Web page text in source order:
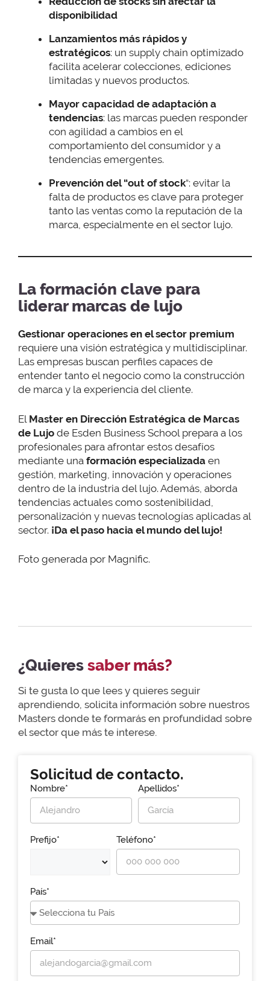
disponibilidad
Lanzamientos más rápidos y
estratégicos: un supply chain optimizado
facilita acelerar colecciones, ediciones
limitadas y nuevos productos.
Mayor capacidad de adaptación a
tendencias: las marcas pueden responder
con agilidad a cambios en el
comportamiento del consumidor y a
tendencias emergentes.
Prevención del “out of stock“: evitar la
falta de productos es clave para proteger
tanto las ventas como la reputación de la
marca, especialmente en el sector lujo.
La formación clave para
liderar marcas de lujo
Gestionar operaciones en el sector premium
requiere una visión estratégica y multidisciplinar.
Las empresas buscan perfiles capaces de
entender tanto el negocio como la construcción
de marca y la experiencia del cliente.
El Master en Dirección Estratégica de Marcas
de Lujo de Esden Business School prepara a los
profesionales para afrontar estos desafíos
mediante una formación especializada en
gestión, marketing, innovación y operaciones
dentro de la industria del lujo. Además, aborda
tendencias actuales como sostenibilidad,
personalización y nuevas tecnologías aplicadas al
sector. ¡Da el paso hacia el mundo del lujo!
Foto generada por Magnific.
¿Quieressaber más?
Si te gusta lo que lees y quieres seguir
aprendiendo, solicita información sobre nuestros
Masters donde te formarás en profundidad sobre
el sector que más te interese.
Solicitud de contacto.
Nombre* Apellidos*
Prefijo* Teléfono*
País*
Email*